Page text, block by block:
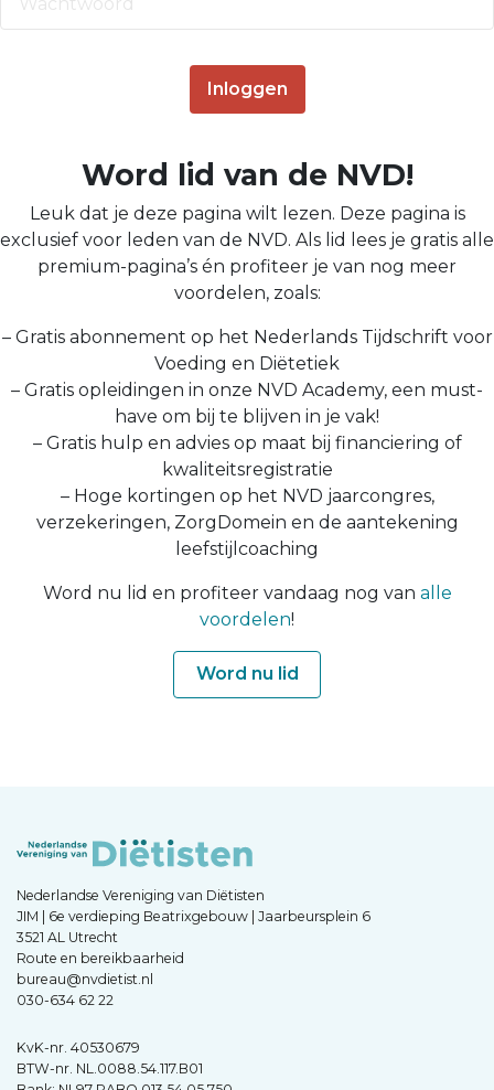
Inloggen
Word lid van de NVD!
Leuk dat je deze pagina wilt lezen. Deze pagina is
exclusief voor leden van de NVD. Als lid lees je gratis alle
premium-pagina’s én profiteer je van nog meer
voordelen, zoals:
– Gratis abonnement op het Nederlands Tijdschrift voor
Voeding en Diëtetiek
– Gratis opleidingen in onze NVD Academy, een must-
have om bij te blijven in je vak!
– Gratis hulp en advies op maat bij financiering of
kwaliteitsregistratie
– Hoge kortingen op het NVD jaarcongres,
verzekeringen, ZorgDomein en de aantekening
leefstijlcoaching
Word nu lid en profiteer vandaag nog van alle
voordelen!
Word nu lid
Nederlandse Vereniging van Diëtisten
JIM | 6e verdieping Beatrixgebouw | Jaarbeursplein 6
3521 AL Utrecht
Route en bereikbaarheid
bureau@nvdietist.nl
030-634 62 22
KvK-nr. 40530679
BTW-nr. NL.0088.54.117.B01